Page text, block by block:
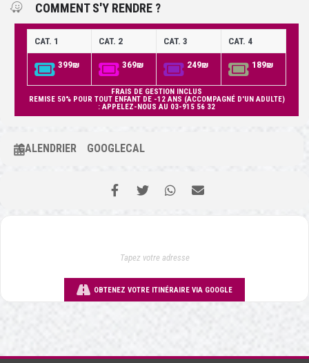
COMMENT S'Y RENDRE ?
CAT. 1 CAT. 2 CAT. 3 CAT. 4
399₪ 369₪ 249₪ 189₪
FRAIS DE GESTION INCLUS
REMISE 50% POUR TOUT ENFANT DE -12 ANS (ACCOMPAGNÉ D'UN ADULTE)
: APPELEZ-NOUS AU 03-915 56 32
CALENDRIER GOOGLECAL
OBTENEZ VOTRE ITINÉRAIRE VIA GOOGLE